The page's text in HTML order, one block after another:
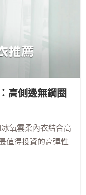
高側邊無鋼圈
氧雲柔內衣結合高
值得投資的高彈性